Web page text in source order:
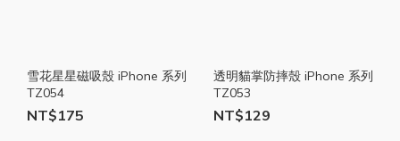
雪花星星磁吸殼 iPhone 系列
TZ054
NT$175
透明貓掌防摔殼 iPhone 系列
TZ053
NT$129